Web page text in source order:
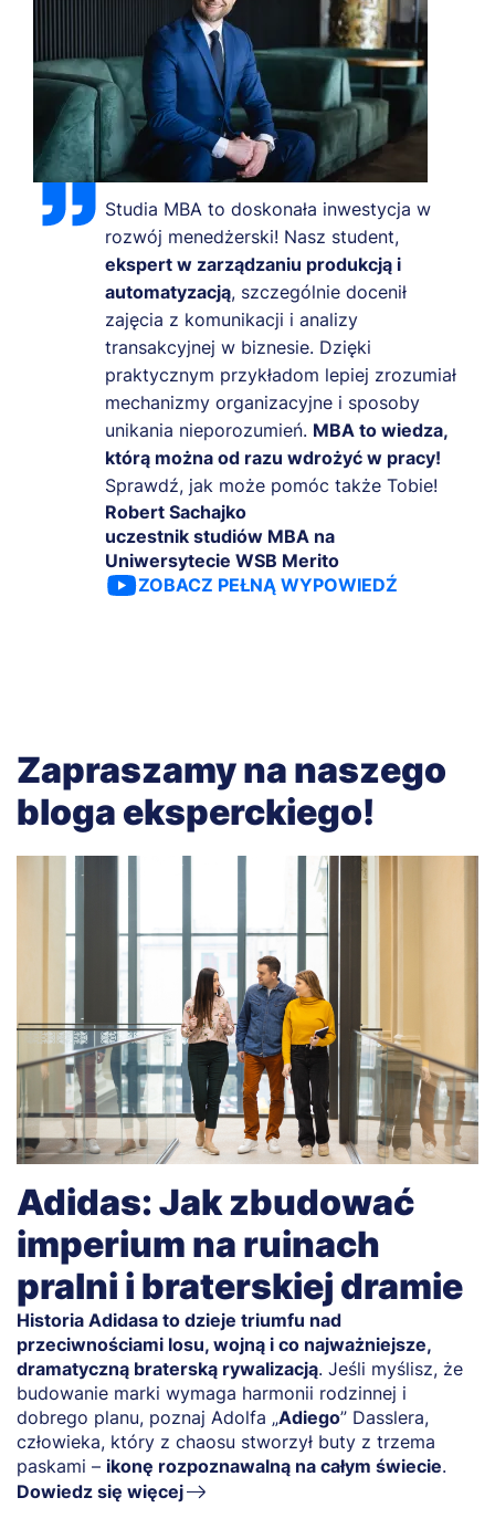
Studia MBA to doskonała inwestycja w
rozwój menedżerski! Nasz student,
ekspert w zarządzaniu produkcją i
automatyzacją, szczególnie docenił
zajęcia z komunikacji i analizy
transakcyjnej w biznesie. Dzięki
praktycznym przykładom lepiej zrozumiał
mechanizmy organizacyjne i sposoby
unikania nieporozumień. MBA to wiedza,
którą można od razu wdrożyć w pracy!
Sprawdź, jak może pomóc także Tobie!
Robert Sachajko
uczestnik studiów MBA na
Uniwersytecie WSB Merito
ZOBACZ PEŁNĄ WYPOWIEDŹ
Zapraszamy na naszego
bloga eksperckiego!
Adidas: Jak zbudować
imperium na ruinach
pralni i braterskiej dramie
Historia Adidasa to dzieje triumfu nad
przeciwnościami losu, wojną i co najważniejsze,
dramatyczną braterską rywalizacją. Jeśli myślisz, że
budowanie marki wymaga harmonii rodzinnej i
dobrego planu, poznaj Adolfa „Adiego” Dasslera,
człowieka, który z chaosu stworzył buty z trzema
paskami – ikonę rozpoznawalną na całym świecie.
Dowiedz się więcej